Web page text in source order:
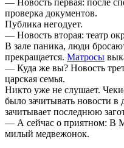
проверка документов.
Публика негодует.
— Новость вторая: театр
В зале паника, люди
прекращается. Матросы
— Куда же вы? Новость
царская семья.
Никто уже не слушает.
было зачитывать новости в
зачитывает последнюю
— А сейчас о приятном: В
милый медвежонок.